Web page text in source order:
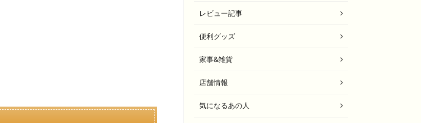
レビュー記事
便利グッズ
家事&雑貨
店舗情報
気になるあの人